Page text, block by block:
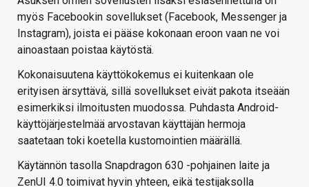
myös Facebookin sovellukset (Facebook, Messenger ja
Instagram), joista ei pääse kokonaan eroon vaan ne voi
ainoastaan poistaa käytöstä.
Kokonaisuutena käyttökokemus ei kuitenkaan ole
erityisen ärsyttävä, sillä sovellukset eivät pakota itseään
esimerkiksi ilmoitusten muodossa. Puhdasta Android-
käyttöjärjestelmää arvostavan käyttäjän hermoja
saatetaan toki koetella kustomointien määrällä.
Käytännön tasolla Snapdragon 630 -pohjainen laite ja
ZenUI 4.0 toimivat hyvin yhteen, eikä testijaksolla